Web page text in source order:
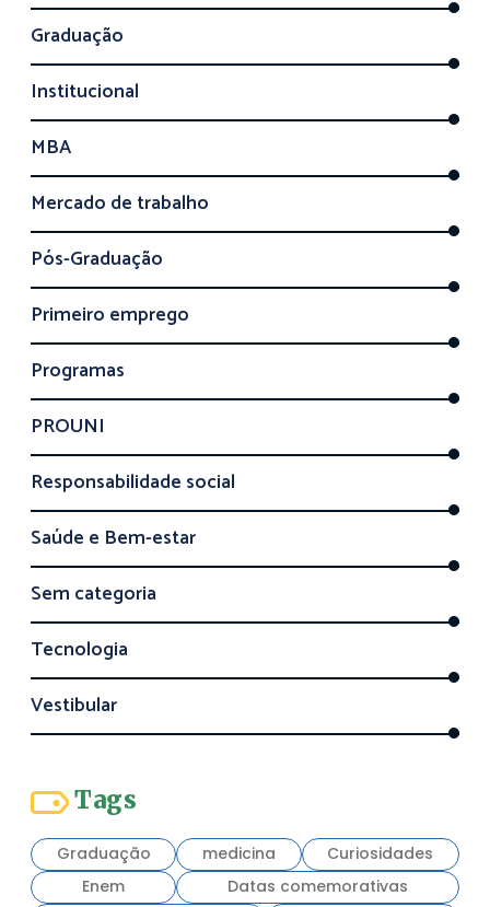
Graduação
Institucional
MBA
Mercado de trabalho
Pós-Graduação
Primeiro emprego
Programas
PROUNI
Responsabilidade social
Saúde e Bem-estar
Sem categoria
Tecnologia
Vestibular
Tags
Graduação medicina
Curiosidades
Enem
Datas comemorativas